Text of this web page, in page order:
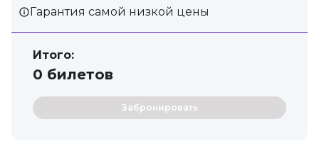
Гарантия самой низкой цены
Итого:
0 билетов
Забронировать